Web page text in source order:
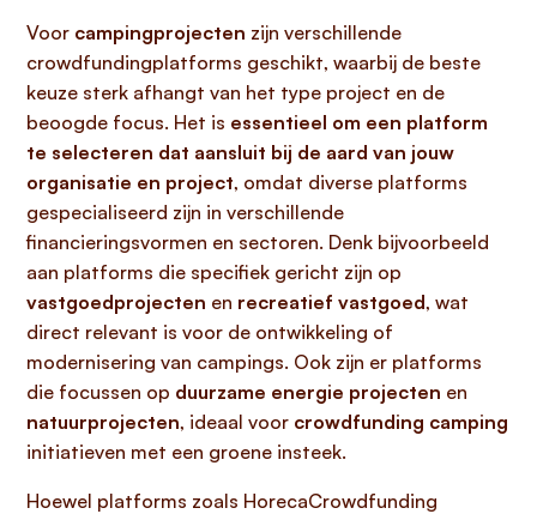
Voor campingprojecten zijn verschillende
crowdfundingplatforms geschikt, waarbij de beste
keuze sterk afhangt van het type project en de
beoogde focus. Het is essentieel om een platform
te selecteren dat aansluit bij de aard van jouw
organisatie en project, omdat diverse platforms
gespecialiseerd zijn in verschillende
financieringsvormen en sectoren. Denk bijvoorbeeld
aan platforms die specifiek gericht zijn op
vastgoedprojecten en recreatief vastgoed, wat
direct relevant is voor de ontwikkeling of
modernisering van campings. Ook zijn er platforms
die focussen op duurzame energie projecten en
natuurprojecten, ideaal voor crowdfunding camping
initiatieven met een groene insteek.
Hoewel platforms zoals HorecaCrowdfunding